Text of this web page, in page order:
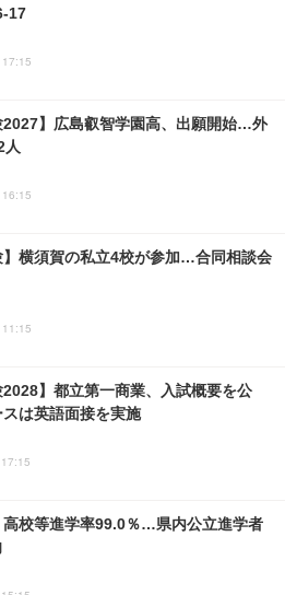
17
2027】広島叡智学園高、出願開始…外
人
】横須賀の私立4校が参加…合同相談会
2028】都立第一商業、入試概要を公
は英語面接を実施
高校等進学率99.0％…県内公立進学者